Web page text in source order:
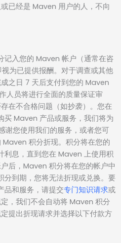
已经是 Maven 用户的人，不向
记入您的 Maven 帐户（通常在咨
为已提供报酬。对于调查或其他
之日 7 天后支付到您的 Maven
人员将进行全面的质量保证审
在不合格问题（如抄袭）。您在
买 Maven 产品或服务，我们将为
谢您使用我们的服务，或者您可
Maven 积分折现。积分将在您的
利息，直到您在 Maven 上使用积
后，Maven 积分将在您的帐户中
到期，您将无法折现或兑换。要
品和服务，请提交专门知识请求或
，我们不会自动将 Maven 积分
提出折现请求并选择以下付款方